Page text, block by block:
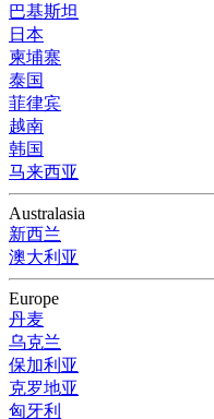
巴基斯坦
日本
柬埔寨
泰国
菲律宾
越南
韩国
马来西亚
Australasia
新西兰
澳大利亚
Europe
丹麦
乌克兰
保加利亚
克罗地亚
匈牙利